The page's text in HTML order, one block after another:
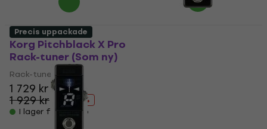
Korg Pitchblack X Pro
Rack-tuner (Som ny)
Rack-tuner
1 729 kr
1 929 kr
- 10 %
I lager för E-shop
Precis uppackade